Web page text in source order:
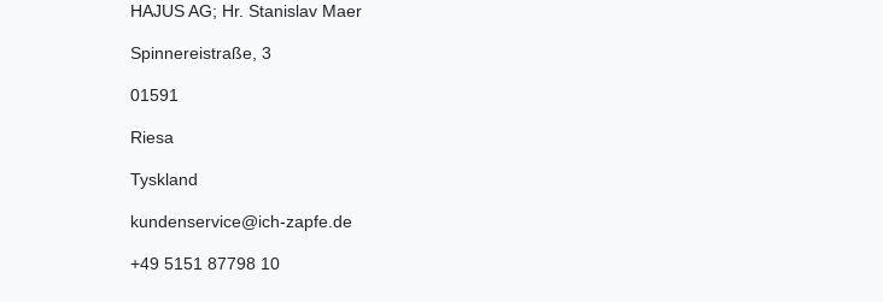
HAJUS AG; Hr. Stanislav Maer
Spinnereistraße 3
01591
Riesa
Tyskland
kundenservice@ich-zapfe.de
+49 5151 87798 10